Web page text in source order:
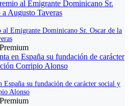
Emigrante Dominicano Sr. Oscar de la
España su fundación de carácter social y
Alonso